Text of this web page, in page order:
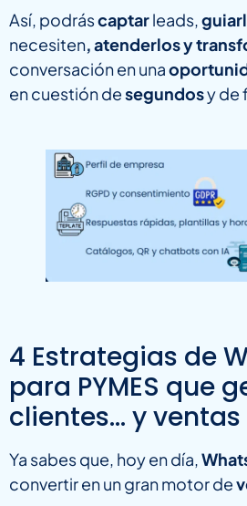
Así, podráscaptarleads,
necesiten, atenderlos y
conversación en una
en cuestión desegundosy de
4 Estrategias de
para PYMES que
clientes… y ventas
Ya sabes que, hoy en día,
convertir en un gran motor de